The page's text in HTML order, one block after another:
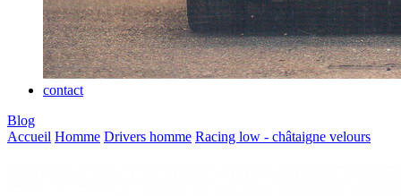
contact
Blog
Accueil Homme Drivers homme Racing low - châtaigne velours